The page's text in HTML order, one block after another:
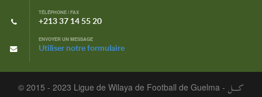
TÉLÉPHONE / FAX
+213 37 14 55 20
ENVOYER UN MESSAGE
Utiliser notre formulaire
© 2015 - 2023 Ligue de Wilaya de Football de Guelma - كـــل